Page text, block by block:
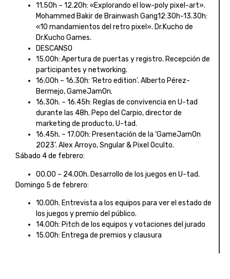
11.50h – 12.20h: «Explorando el low-poly pixel-art».
Mohammed Bakir de Brainwash Gang12:30h-13.30h:
«10 mandamientos del retro pixel». Dr.Kucho de
Dr.Kucho Games.
DESCANSO
15.00h: Apertura de puertas y registro. Recepción de
participantes y networking.
16.00h – 16.30h: ‘Retro edition’. Alberto Pérez-
Bermejo, GameJamOn.
16.30h. – 16.45h: Reglas de convivencia en U-tad
durante las 48h. Pepo del Carpio, director de
marketing de producto, U-tad.
16.45h. – 17.00h: Presentación de la ‘GameJamOn
2023’. Alex Arroyo, Sngular & Pixel Oculto.
Sábado 4 de febrero:
00.00 – 24.00h. Desarrollo de los juegos en U-tad.
Domingo 5 de febrero:
10.00h. Entrevista a los equipos para ver el estado de
los juegos y premio del público.
14.00h: Pitch de los equipos y votaciones del jurado
15.00h: Entrega de premios y clausura